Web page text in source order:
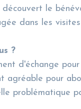
le
dans les
?
d'échange
agréable pour
problématique